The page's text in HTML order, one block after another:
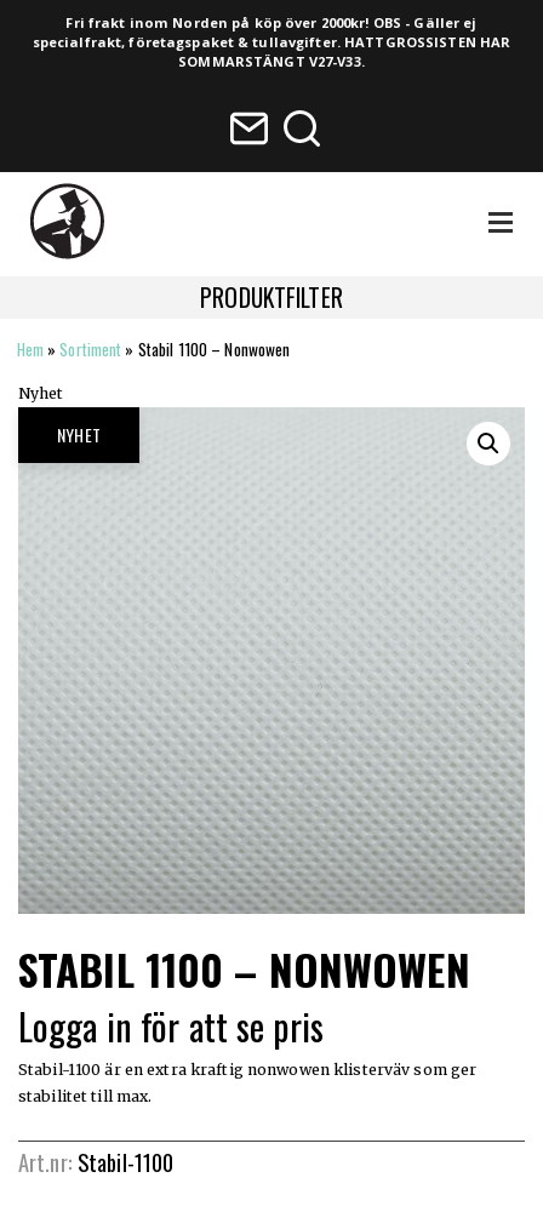
Fri frakt inom Norden på köp över 2000kr! OBS - Gäller ej
specialfrakt, företagspaket & tullavgifter. HATTGROSSISTEN HAR
SOMMARSTÄNGT V27-V33.
PRODUKTFILTER
HELA SORTIMENTET
LIMITERADE
UTGÅENDE
Hem »Sortiment » Stabil 1100 – Nonwowen
Nyhet
NYHET
STABIL 1100 – NONWOWEN
Logga in för att se pris
Stabil-1100 är en extra kraftig nonwowen klisterväv som ger
stabilitet till max.
Art.nr: Stabil-1100